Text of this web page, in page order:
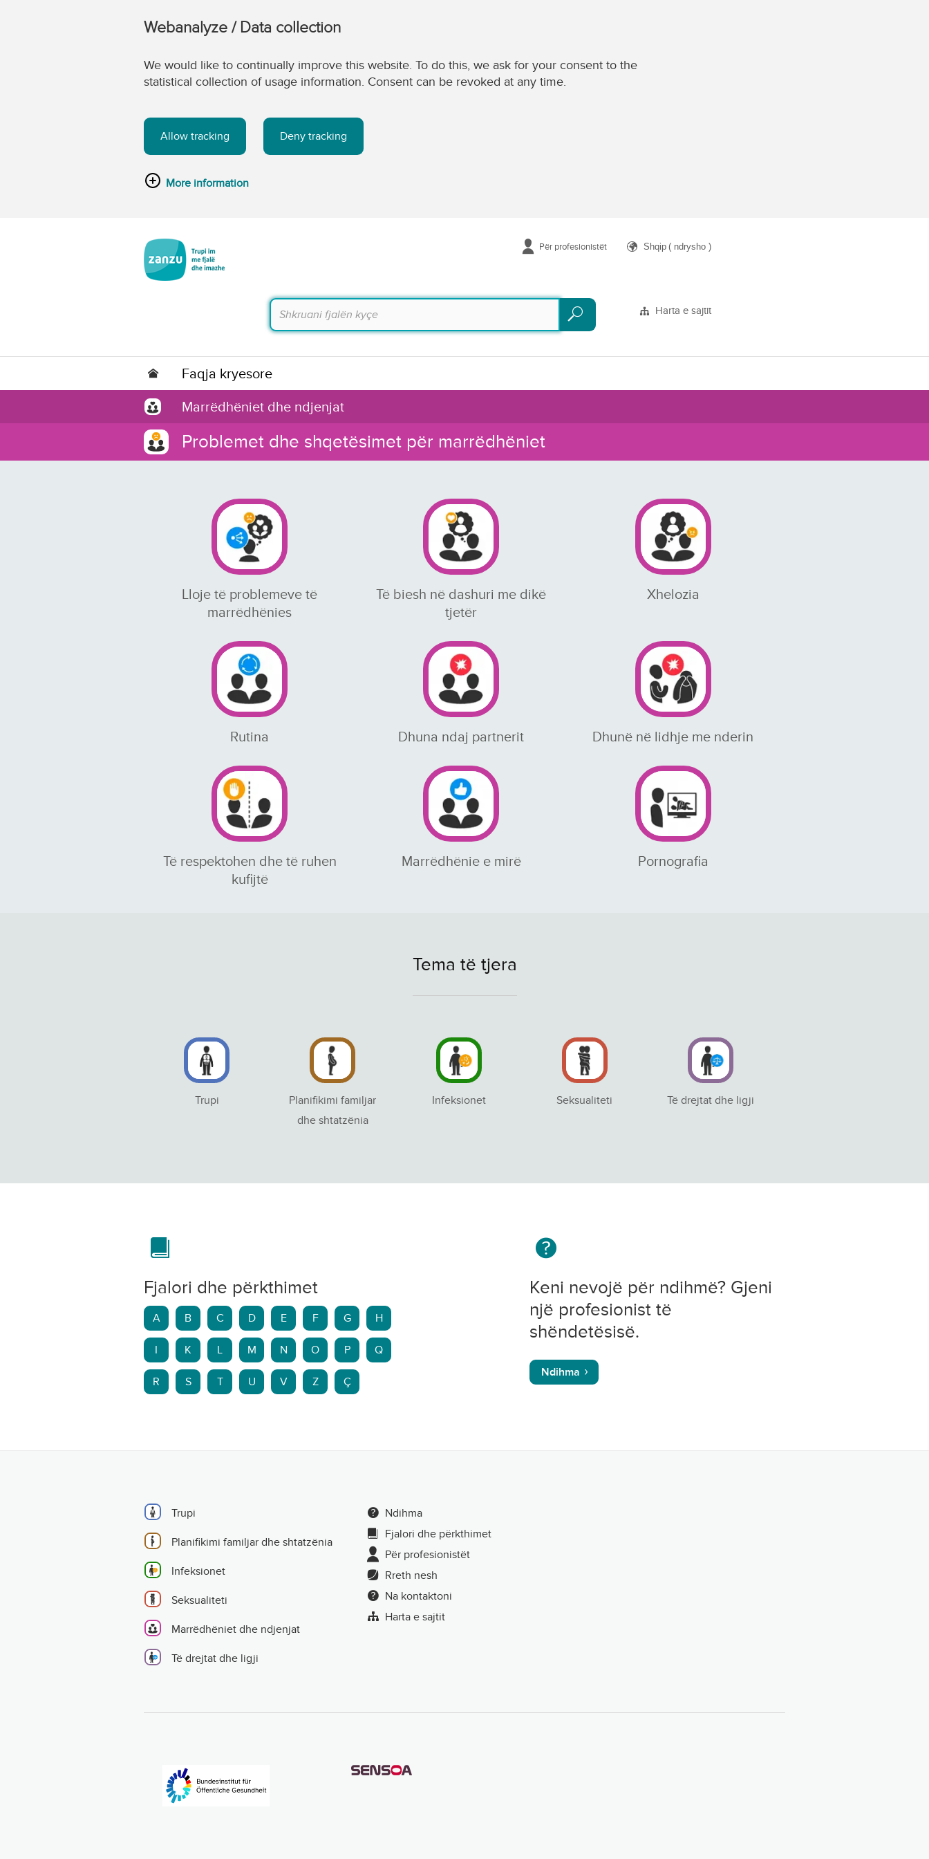
Webanalyze / Data collection
We would like to continually improve this website. To do this, we ask for your consent to the
statistical collection of usage information. Consent can be revoked at any time.
Allow tracking Deny tracking
More information
Për profesionistët Shqip ( ndrysho )
Kërko
Kërko
Harta e sajtit
Faqja kryesore
Marrëdhëniet dhe ndjenjat
Problemet dhe shqetësimet për marrëdhëniet
Lloje të problemeve të
marrëdhënies
Të biesh në dashuri me dikë
tjetër
Xhelozia
Rutina Dhuna ndaj partnerit Dhunë në lidhje me nderin
Të respektohen dhe të ruhen
kufijtë
Marrëdhënie e mirë Pornografia
Tema të tjera
Trupi
Planifikimi familjar
dhe shtatzënia
Infeksionet Seksualiteti Të drejtat dhe ligji
Fjalori dhe përkthimet
A B C D E F G H
I K L M N O P Q
R S T U V Z Ç
Keni nevojë për ndihmë? Gjeni
një profesionist të
shëndetësisë.
Ndihma
Trupi
Planifikimi familjar dhe shtatzënia
Infeksionet
Seksualiteti
Marrëdhëniet dhe ndjenjat
Të drejtat dhe ligji
Ndihma
Fjalori dhe përkthimet
Për profesionistët
Rreth nesh
Na kontaktoni
Harta e sajtit